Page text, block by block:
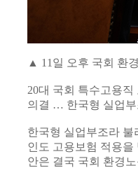
▲ 11일 오후 국회 환
20대 국회 특수고용
의결 … 한국형 실업
한국형 실업부조라
인도 고용보험 적용
안은 결국 국회 환경